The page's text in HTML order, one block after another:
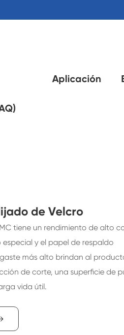
Aplicación
de Velcro
tiene un rendimiento de alto
y el papel de respaldo
más alto brindan al
de corte, una superficie de
vida útil.